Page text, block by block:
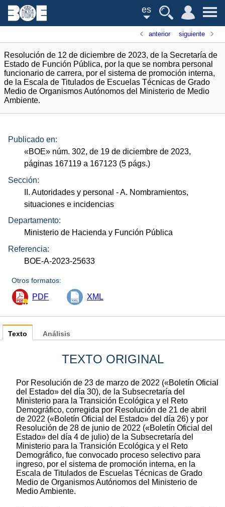
es
anterior siguiente
Resolución de 12 de diciembre de 2023, de la Secretaría de
Estado de Función Pública, por la que se nombra personal
funcionario de carrera, por el sistema de promoción interna,
de la Escala de Titulados de Escuelas Técnicas de Grado
Medio de Organismos Autónomos del Ministerio de Medio
Ambiente.
Publicado en:
«BOE» núm. 302, de 19 de diciembre de 2023,
páginas 167119 a 167123 (5 págs.)
Sección:
II. Autoridades y personal - A. Nombramientos,
situaciones e incidencias
Departamento:
Ministerio de Hacienda y Función Pública
Referencia:
BOE-A-2023-25633
Otros formatos:
PDF XML
Texto
TEXTO ORIGINAL
Por Resolución de 23 de marzo de 2022 («Boletín Oficial
del Estado» del día 30), de la Subsecretaría del
Ministerio para la Transición Ecológica y el Reto
Demográfico, corregida por Resolución de 21 de abril
de 2022 («Boletín Oficial del Estado» del día 26) y por
Resolución de 28 de junio de 2022 («Boletín Oficial del
Estado» del día 4 de julio) de la Subsecretaría del
Ministerio para la Transición Ecológica y el Reto
Demográfico, fue convocado proceso selectivo para
ingreso, por el sistema de promoción interna, en la
Escala de Titulados de Escuelas Técnicas de Grado
Medio de Organismos Autónomos del Ministerio de
Medio Ambiente.
Análisis